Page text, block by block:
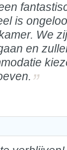
is
We
en